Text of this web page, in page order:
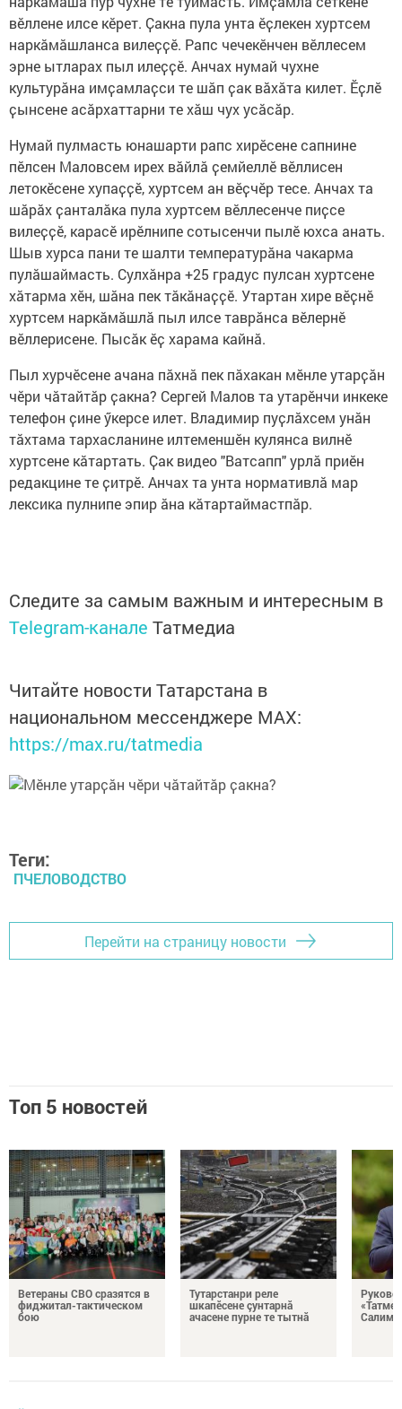
вӗллене илсе кӗрет. Ҫакна пула унта ӗҫлекен хуртсем
наркӑмӑшланса вилеҫҫӗ. Рапс чечекӗнчен вӗллесем
эрне ытларах пыл илеҫҫӗ. Анчах нумай чухне
культурӑна имҫамлаҫси те шӑп ҫак вӑхӑта килет. Ӗҫлӗ
ҫынсене асӑрхаттарни те хӑш чух усӑсӑр.
Нумай пулмасть юнашарти рапс хирӗсене сапнине
пӗлсен Маловсем ирех вӑйлӑ ҫемйеллӗ вӗллисен
летокӗсене хупаҫҫӗ, хуртсем ан вӗҫчӗр тесе. Анчах та
шӑрӑх ҫанталӑка пула хуртсем вӗллесенче пиҫсе
вилеҫҫӗ, карасӗ ирӗлнипе сотысенчи пылӗ юхса анать.
Шыв хурса пани те шалти температурӑна чакарма
пулӑшаймасть. Сулхӑнра +25 градус пулсан хуртсене
хӑтарма хӗн, шӑна пек тӑкӑнаҫҫӗ. Утартан хире вӗҫнӗ
хуртсем наркӑмӑшлӑ пыл илсе таврӑнса вӗлернӗ
вӗллерисене. Пысӑк ӗҫ харама кайнӑ.
Пыл хурчӗсене ачана пӑхнӑ пек пӑхакан мӗнле утарҫӑн
чӗри чӑтайтӑр ҫакна? Сергей Малов та утарӗнчи инкеке
телефон ҫине ӳкерсе илет. Владимир пуҫлӑхсем унӑн
тӑхтама тархасланине илтеменшӗн кулянса вилнӗ
хуртсене кӑтартать. Ҫак видео "Ватсапп" урлӑ приӗн
редакцине те ҫитрӗ. Анчах та унта нормативлӑ мар
лексика пулнипе эпир ӑна кӑтартаймастпӑр.
Следите за самым важным и интересным в
Telegram-канале Татмедиа
Читайте новости Татарстана в
национальном мессенджере MАХ:
https://max.ru/tatmedia
Теги:
ПЧЕЛОВОДСТВО
Перейти на страницу новости
Топ 5 новостей
Ветераны СВО сразятся в
фиджитал-тактическом
бою
Тутарстанри реле
шкапӗсене çунтарнă
ачасене пурне те тытнă